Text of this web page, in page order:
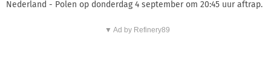
Nederland - Polen op donderdag 4 september om 20:45 uur aftrap.
▼ Ad by Refinery89